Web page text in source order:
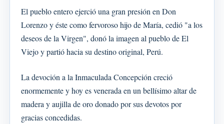
El pueblo entero ejerció una gran presión en Don
Lorenzo y éste como fervoroso hijo de María, cedió "a los
deseos de la Virgen", donó la imagen al pueblo de El
Viejo y partió hacia su destino original, Perú.
La devoción a la Inmaculada Concepción creció
enormemente y hoy es venerada en un bellísimo altar de
madera y aujilla de oro donado por sus devotos por
gracias concedidas.